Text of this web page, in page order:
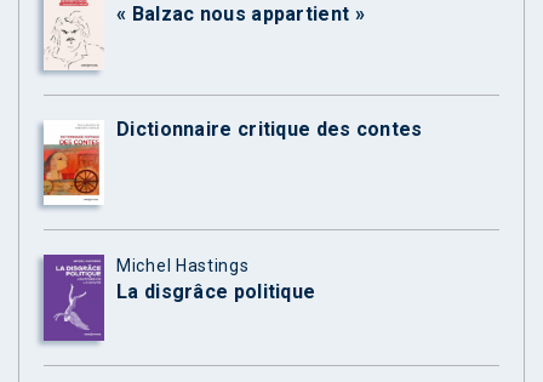
« Balzac nous appartient »
Dictionnaire critique des contes
Michel Hastings
La disgrâce politique